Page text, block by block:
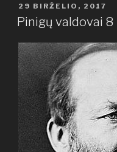
PASKELBTA
29 BIRŽELIO, 2017
Pinigų valdovai 8